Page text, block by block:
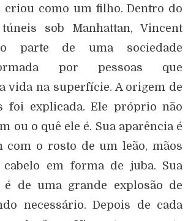
criou como um filho. Dentro do
sob Manhattan, Vincent
parte de uma sociedade
por pessoas que
vida na superfície. A origem de
foi explicada. Ele próprio não
ou o quê ele é. Sua aparência é
com o rosto de um leão, mãos
em forma de juba. Sua
é de uma grande explosão de
necessário. Depois de cada